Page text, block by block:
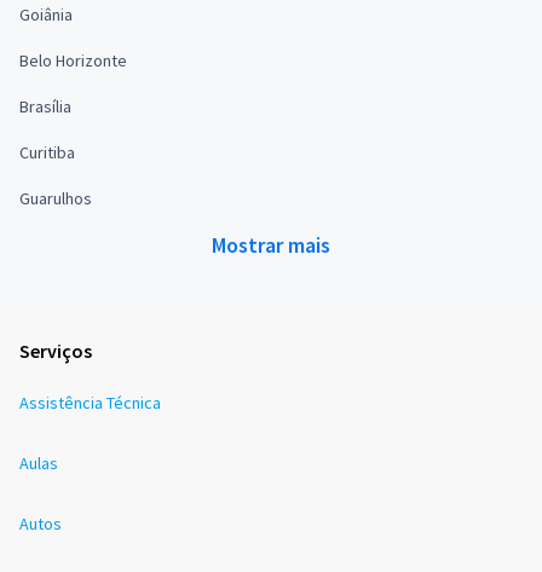
Goiânia
Belo Horizonte
Brasília
Curitiba
Guarulhos
Mostrar mais
Serviços
Assistência Técnica
Aulas
Autos